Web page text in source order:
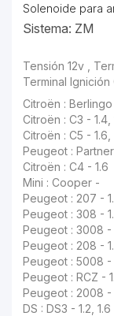
Solenoide para
Sistema: ZM
Tensión 12v ,
Terminal Ignición
Citroën : Berlingo
Citroën : C3 - 1.4,
Citroën : C5 - 1.6,
Peugeot :
Citroën : C4 - 1.6
Mini : Cooper -
Peugeot : 207 -
Peugeot : 308 -
Peugeot : 3008 -
Peugeot : 208 -
Peugeot : 5008 -
Peugeot : RCZ -
Peugeot : 2008 -
DS : DS3 - 1.2, 1.6